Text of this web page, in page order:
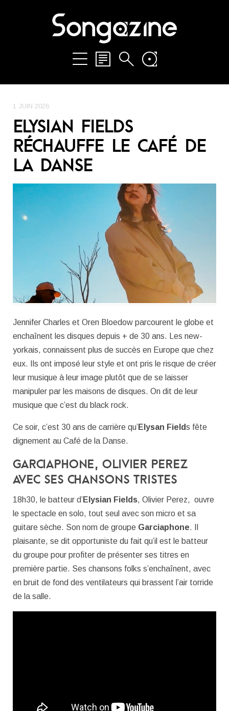
1 JUIN 2026
ELYSIAN FIELDS
RÉCHAUFFE LE CAFÉ DE
LA DANSE
Jennifer Charles et Oren Bloedow parcourent le globe et
enchaînent les disques depuis + de 30 ans. Les new-
yorkais, connaissent plus de succès en Europe que chez
eux. Ils ont imposé leur style et ont pris le risque de créer
leur musique à leur image plutôt que de se laisser
manipuler par les maisons de disques. On dit de leur
musique que c’est du black rock.
Ce soir, c’est 30 ans de carrière qu’Elysan Fields fête
dignement au Café de la Danse.
Garciaphone, Olivier Perez
avec ses chansons tristes
18h30, le batteur d’Elysian Fields, Olivier Perez, ouvre
le spectacle en solo, tout seul avec son micro et sa
guitare sèche. Son nom de groupe Garciaphone. Il
plaisante, se dit opportuniste du fait qu’il est le batteur
du groupe pour profiter de présenter ses titres en
première partie. Ses chansons folks s’enchaînent, avec
en bruit de fond des ventilateurs qui brassent l’air torride
de la salle.